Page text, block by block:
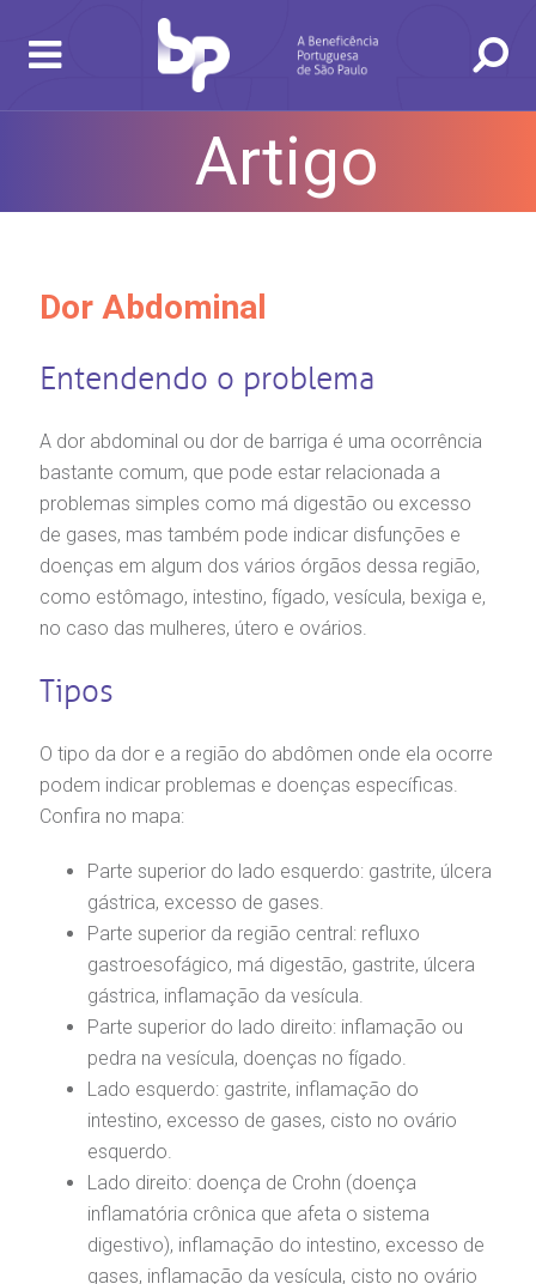
de consultas e exames
in antecipado
de exames
de Exames
SAC
A BP conta com você para melhorar sempre a qualidade do
atendimento e dos serviços prestados.
relacionados ao nosso atendimento e aos nossos serviços.
Horário de atendimento: 2ª a 6ª feira das 7h às 18h
(11)3505-1000
ouvidoria@bp.org.br
Fale Conosco
Hospital BP
Saiba mais
Rua Maestro Cardim, 769
CEP: 01323-001 | Bela Vista
São Paulo - SP
BP Mirante
Saiba mais
e Pesquisa
do médico
de conduta
Financeiras
social da BP
corporativa
social
Telemedicina BP
Teleinterconsulta
Centro de Doenças Autoimunes
de atendimento
de Infarto SUS
de Visita
de cópia de prontuário médico
de orçamento particular
de veracidade de atestado
atendimento
de Oncologia e Hematologia
de Excelência em Neurologia e
especialidades
Artigo
Dor Abdominal
Entendendo o problema
A dor abdominal ou dor de barriga é uma ocorrência
bastante comum, que pode estar relacionada a
problemas simples como má digestão ou excesso
de gases, mas também pode indicar disfunções e
doenças em algum dos vários órgãos dessa região,
como estômago, intestino, fígado, vesícula, bexiga e,
no caso das mulheres, útero e ovários.
Tipos
O tipo da dor e a região do abdômen onde ela ocorre
podem indicar problemas e doenças específicas.
Confira no mapa:
Parte superior do lado esquerdo: gastrite, úlcera
gástrica, excesso de gases.
Parte superior da região central: refluxo
gastroesofágico, má digestão, gastrite, úlcera
gástrica, inflamação da vesícula.
Parte superior do lado direito: inflamação ou
pedra na vesícula, doenças no fígado.
Lado esquerdo: gastrite, inflamação do
intestino, excesso de gases, cisto no ovário
esquerdo.
Lado direito: doença de Crohn (doença
inflamatória crônica que afeta o sistema
digestivo), inflamação do intestino, excesso de
gases, inflamação da vesícula, cisto no ovário